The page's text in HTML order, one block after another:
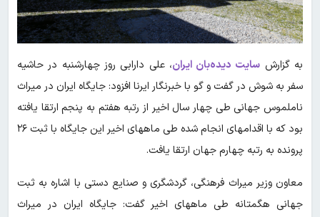
به گزارش سایت دیده‌بان ایران، علی دارابی روز چهارشنبه در حاشیه
سفر به شوش در گفت و گو با خبرنگار ایرنا افزود: جایگاه ایران در میراث
ناملموس جهانی طی چهار سال اخیر از رتبه هفتم به پنجم ارتقا یافته
بود که با اقدامهای انجام شده طی ماههای اخیر این جایگاه با ثبت ۲۶
پرونده به رتبه چهارم جهان ارتقا یافت.
معاون وزیر میراث فرهنگی، گردشگری و صنایع دستی با اشاره به ثبت
جهانی هگمتانه طی ماههای اخیر گفت: جایگاه ایران در میراث